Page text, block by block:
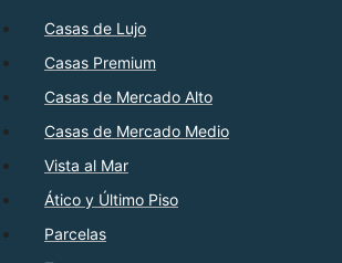
Casas de Lujo
Casas Premium
Casas de Mercado Alto
Casas de Mercado Medio
Vista al Mar
Ático y Último Piso
Parcelas